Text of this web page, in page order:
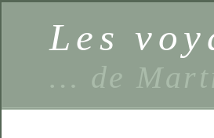
Les
… de